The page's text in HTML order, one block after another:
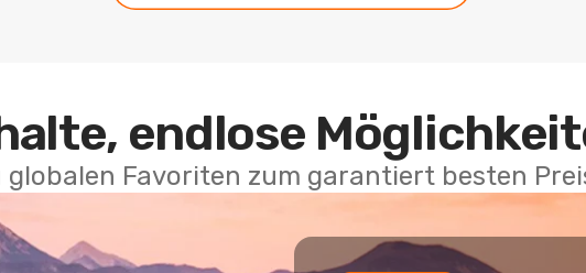
endlose
globalen Favoriten zum garantiert besten